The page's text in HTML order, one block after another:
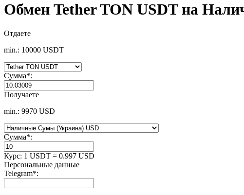
Обмен Tether TON USDT на
Отдаете
min.: 10000 USDT
Сумма*:
Получаете
min.: 9970 USD
Сумма*:
Курс: 1 USDT = 0.997 USD
Персональные данные
Telegram*: